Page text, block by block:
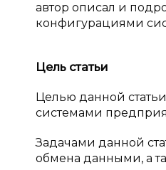
автор описал и
конфигурациями
Цель статьи
Целью данной
системами
Задачами данной
обмена данными, а